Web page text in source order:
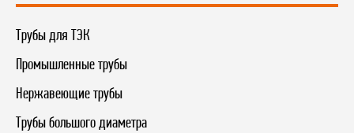
Трубы для ТЭК
Промышленные трубы
Нержавеющие трубы
Трубы большого диаметра